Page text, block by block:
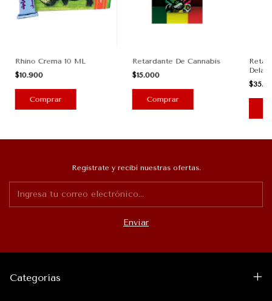
Rhino Crema 10 ML
$10.900
Retardante De Cannabis
$15.000
Delay
Registrate y recibí nuestras ofertas.
Categorías